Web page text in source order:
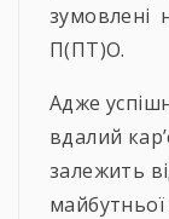
зумовлені
П(ПТ)О.
Адже
вдалий
залежить
майбутньої